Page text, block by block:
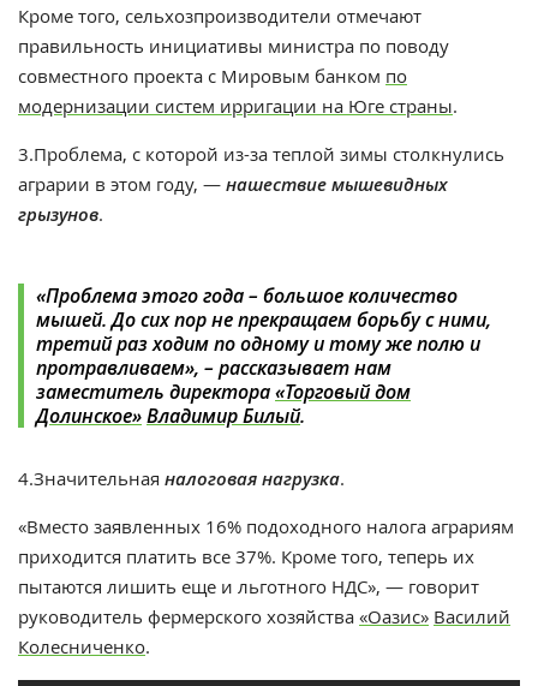
Кроме того, сельхозпроизводители отмечают
правильность инициативы министра по поводу
совместного проекта с Мировым банком по
модернизации систем ирригации на Юге страны.
3.Проблема, с которой из-за теплой зимы столкнулись
аграрии в этом году, — нашествие мышевидных
грызунов.
«Проблема этого года – большое количество
мышей. До сих пор не прекращаем борьбу с ними,
третий раз ходим по одному и тому же полю и
протравливаем», – рассказывает нам
заместитель директора«Торговый дом
Долинское»Владимир Билый.
4.Значительная налоговая нагрузка.
«Вместо заявленных 16% подоходного налога аграриям
приходится платить все 37%. Кроме того, теперь их
пытаются лишить еще и льготного НДС», — говорит
руководитель фермерского хозяйства «Оазис» Василий
Колесниченко.